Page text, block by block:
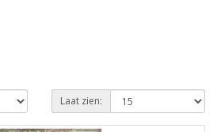
Laat zien: